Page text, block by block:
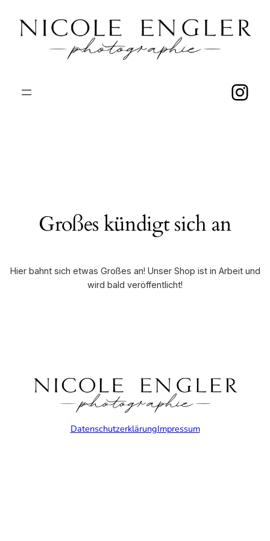
Großes kündigt sich an
Hier bahnt sich etwas Großes an! Unser Shop ist in Arbeit und
wird bald veröffentlicht!
DatenschutzerklärungImpressum